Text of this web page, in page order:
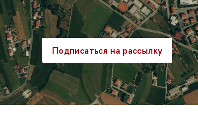
Подписаться на рассылку